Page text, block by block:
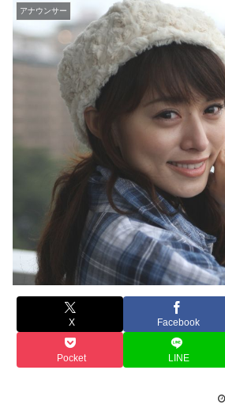
アナウンサー
X Facebook
Pocket LINE